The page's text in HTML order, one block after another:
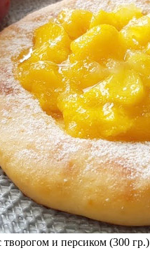
и персиком (300 гр.)